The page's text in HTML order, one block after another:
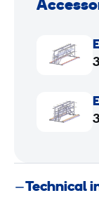
R
a
e
n
Technical